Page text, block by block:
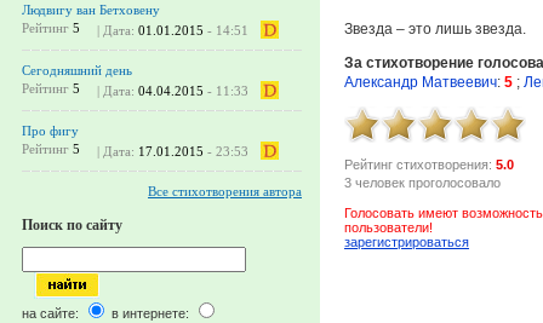
Людвигу ван Бетховену
Рейтинг 5 | Дата: 01.01.2015 - 14:51
Сегодняшний день
Рейтинг 5 | Дата: 04.04.2015 - 11:33
Про фигу
Рейтинг 5 | Дата: 17.01.2015 - 23:53
Все стихотворения автора
Поиск по сайту
на сайте: в интернете:
Звезда – это лишь звезда.
За стихотворение
Александр Матвеевич: 5 ;
Рейтинг стихотворения: 5.0
3 человек проголосовало
Голосовать имеют
пользователи!
зарегистрироваться